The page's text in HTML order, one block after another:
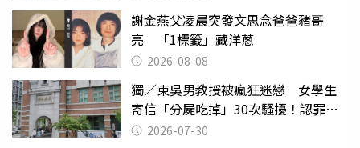
謝金燕父凌晨突發文思念爸爸豬哥
亮 「1標籤」藏洋蔥
2026-08-08
獨／東吳男教授被瘋狂迷戀 女學生
寄信「分屍吃掉」30次騷擾！認罪免
關 2026-07-30